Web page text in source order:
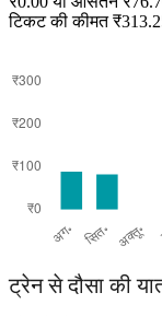
टिकट की कीमत
ट्रेन से दौसा की